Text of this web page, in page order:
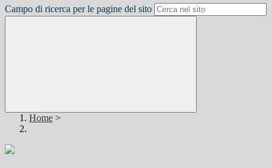
Campo di ricerca per le pagine del sito
Home >